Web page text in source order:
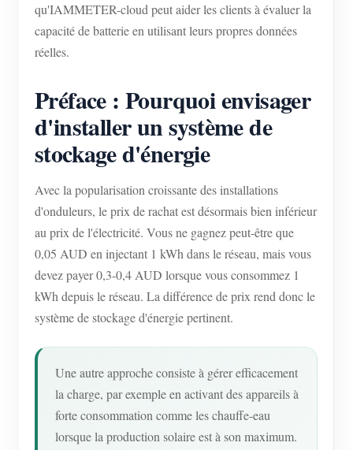
qu'IAMMETER-cloud peut aider les clients à évaluer la
capacité de batterie en utilisant leurs propres données
réelles.
Préface : Pourquoi envisager
d'installer un système de
stockage d'énergie
Avec la popularisation croissante des installations
d'onduleurs, le prix de rachat est désormais bien inférieur
au prix de l'électricité. Vous ne gagnez peut-être que
0,05 AUD en injectant 1 kWh dans le réseau, mais vous
devez payer 0,3-0,4 AUD lorsque vous consommez 1
kWh depuis le réseau. La différence de prix rend donc le
système de stockage d'énergie pertinent.
Une autre approche consiste à gérer efficacement
la charge, par exemple en activant des appareils à
forte consommation comme les chauffe-eau
lorsque la production solaire est à son maximum.